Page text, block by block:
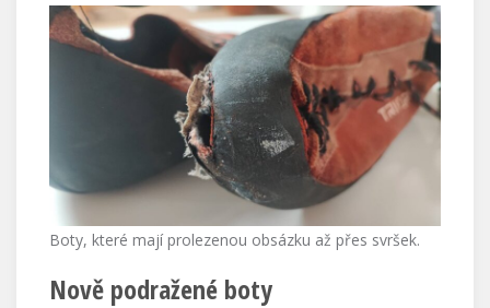
Boty, které mají prolezenou obsázku až přes svršek.
Nově podražené boty